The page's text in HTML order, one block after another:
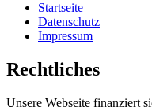
Startseite
Datenschutz
Impressum
Rechtliches
Unsere Webseite finanziert